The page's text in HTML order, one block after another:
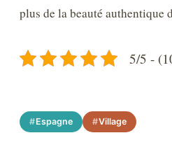
plus de la beauté authentique
5/5 -
Espagne Village